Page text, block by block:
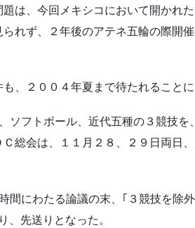
は、今回メキシコにおいて開かれ
れず、２年後のアテネ五輪の際開
、２００４年夏まで待たれることに
フトボール、近代五種の３競技を
総会は、１１月２８、２９日両日
にわたる論議の末、｢３競技を除
先送りとなった。